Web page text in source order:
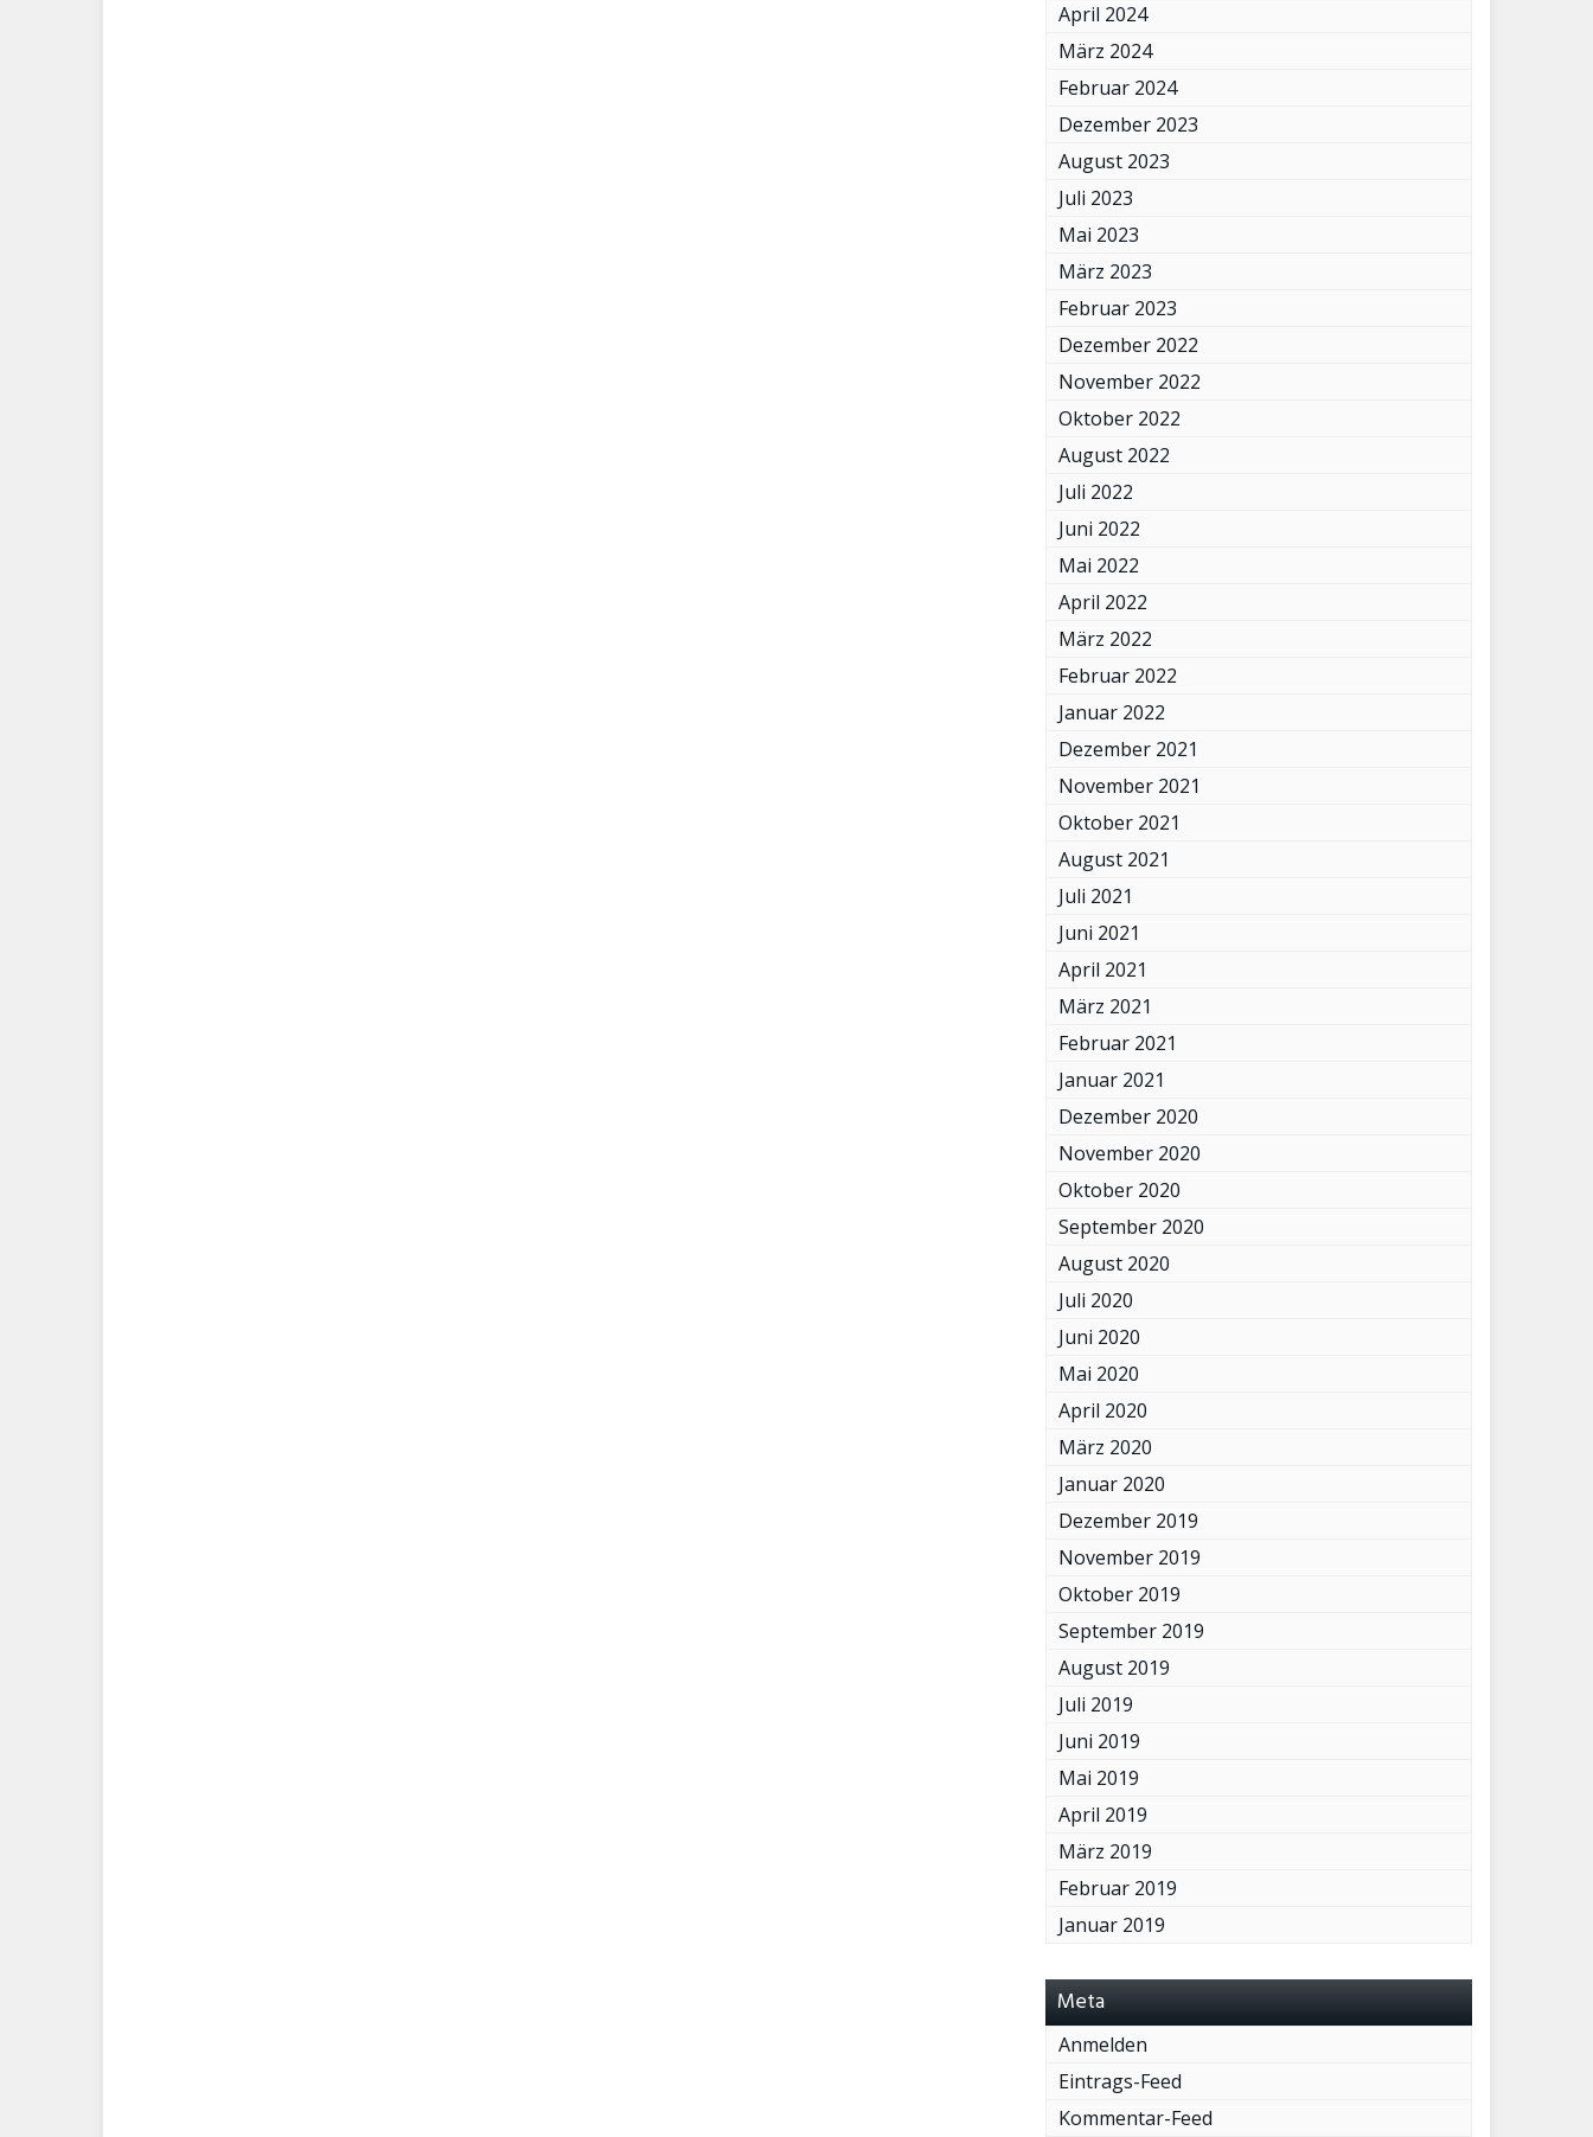
April 2024
März 2024
Februar 2024
Dezember 2023
August 2023
Juli 2023
Mai 2023
März 2023
Februar 2023
Dezember 2022
November 2022
Oktober 2022
August 2022
Juli 2022
Juni 2022
Mai 2022
April 2022
März 2022
Februar 2022
Januar 2022
Dezember 2021
November 2021
Oktober 2021
August 2021
Juli 2021
Juni 2021
April 2021
März 2021
Februar 2021
Januar 2021
Dezember 2020
November 2020
Oktober 2020
September 2020
August 2020
Juli 2020
Juni 2020
Mai 2020
April 2020
März 2020
Januar 2020
Dezember 2019
November 2019
Oktober 2019
September 2019
August 2019
Juli 2019
Juni 2019
Mai 2019
April 2019
März 2019
Februar 2019
Januar 2019
Meta
Anmelden
Eintrags-Feed
Kommentar-Feed